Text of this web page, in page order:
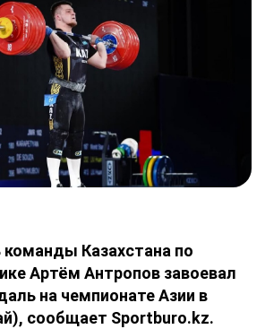
Казахстана по
Артём Антропов завоевал
на чемпионате Азии в
сообщает Sportburo.kz.